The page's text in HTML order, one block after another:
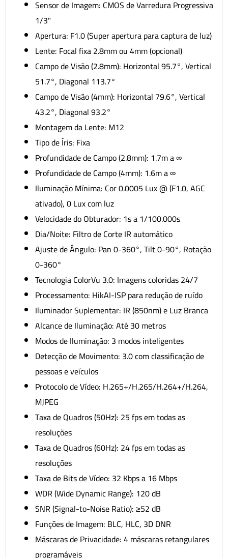
Sensor de Imagem: CMOS de Varredura Progressiva
1/3"
Apertura: F1.0 (Super apertura para captura de luz)
Lente: Focal fixa 2.8mm ou 4mm (opcional)
Campo de Visão (2.8mm): Horizontal 95.7°, Vertical
51.7°, Diagonal 113.7°
Campo de Visão (4mm): Horizontal 79.6°, Vertical
43.2°, Diagonal 93.2°
Montagem da Lente: M12
Tipo de Íris: Fixa
Profundidade de Campo (2.8mm): 1.7m a ∞
Profundidade de Campo (4mm): 1.6m a ∞
Iluminação Mínima: Cor 0.0005 Lux @ (F1.0, AGC
ativado), 0 Lux com luz
Velocidade do Obturador: 1s a 1/100.000s
Dia/Noite: Filtro de Corte IR automático
Ajuste de Ângulo: Pan 0-360°, Tilt 0-90°, Rotação
0-360°
Tecnologia ColorVu 3.0: Imagens coloridas 24/7
Processamento: HikAI-ISP para redução de ruído
Iluminador Suplementar: IR (850nm) e Luz Branca
Alcance de Iluminação: Até 30 metros
Modos de Iluminação: 3 modos inteligentes
Detecção de Movimento: 3.0 com classificação de
pessoas e veículos
Protocolo de Vídeo: H.265+/H.265/H.264+/H.264,
MJPEG
Taxa de Quadros (50Hz): 25 fps em todas as
resoluções
Taxa de Quadros (60Hz): 24 fps em todas as
resoluções
Taxa de Bits de Vídeo: 32 Kbps a 16 Mbps
WDR (Wide Dynamic Range): 120 dB
SNR (Signal-to-Noise Ratio): ≥52 dB
Funções de Imagem: BLC, HLC, 3D DNR
Máscaras de Privacidade: 4 máscaras retangulares
programáveis